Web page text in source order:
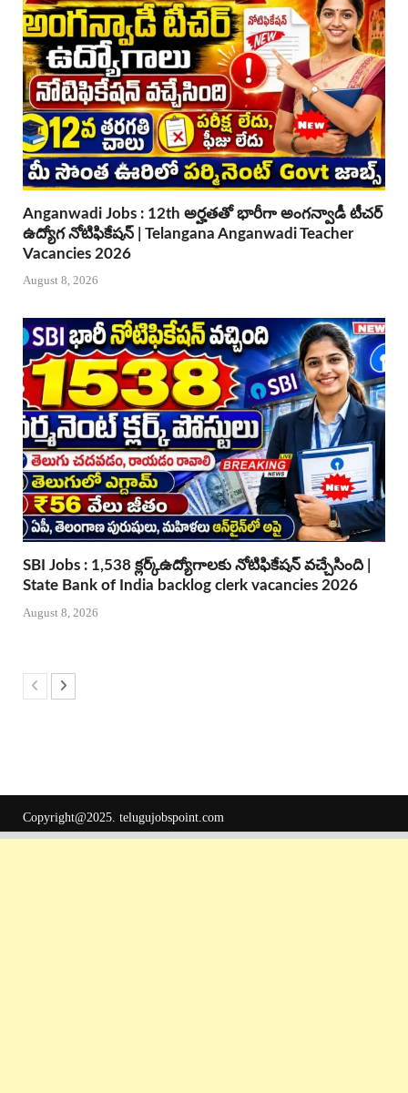
Anganwadi Jobs : 12th అర్హతతో భారీగా అంగన్వాడీ టీచర్
ఉద్యోగ నోటిఫికేషన్ | Telangana Anganwadi Teacher
Vacancies 2026
August 8, 2026
SBI Jobs : 1,538 క్లర్క్ఉద్యోగాలకు నోటిఫికేషన్ వచ్చేసింది |
State Bank of India backlog clerk vacancies 2026
August 8, 2026
Copyright@2025. telugujobspoint.com